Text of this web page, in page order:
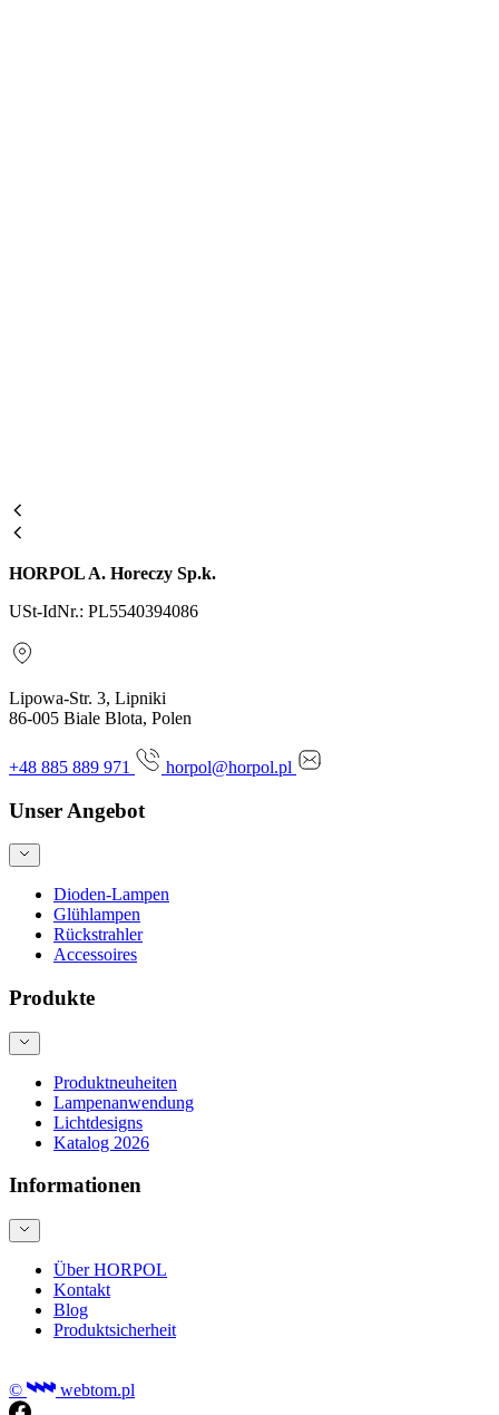
HORPOL A. Horeczy Sp.k.
USt-IdNr.: PL5540394086
Lipowa-Str. 3, Lipniki
86-005 Biale Blota, Polen
+48 885 889 971 horpol@horpol.pl
Unser Angebot
Dioden-Lampen
Glühlampen
Rückstrahler
Accessoires
Produkte
Produktneuheiten
Lampenanwendung
Lichtdesigns
Katalog 2026
Informationen
Über HORPOL
Kontakt
Blog
Produktsicherheit
© webtom.pl